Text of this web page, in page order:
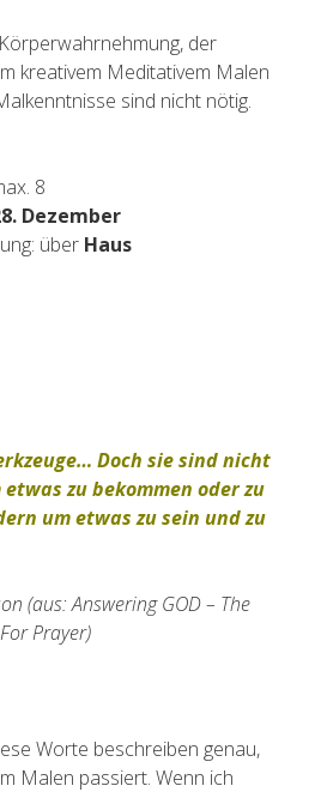
der
kreativem Meditativem Malen
sind nicht nötig.
8
. Dezember
über Haus
Doch sie sind nicht
etwas zu bekommen oder zu
um etwas zu sein und zu
(aus: Answering GOD – The
Prayer)
Worte beschreiben genau,
Malen passiert. Wenn ich